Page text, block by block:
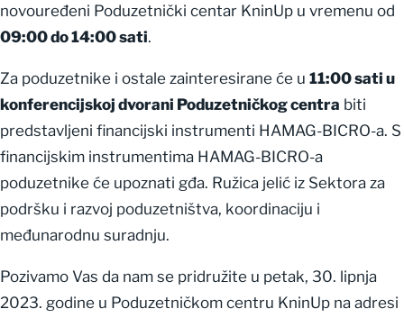
novouređeni Poduzetnički centar KninUp u vremenu od
09:00 do 14:00 sati.
Za poduzetnike i ostale zainteresirane će u 11:00 sati u
konferencijskoj dvorani Poduzetničkog centra biti
predstavljeni financijski instrumenti HAMAG-BICRO-a. S
financijskim instrumentima HAMAG-BICRO-a
poduzetnike će upoznati gđa. Ružica jelić iz Sektora za
podršku i razvoj poduzetništva, koordinaciju i
međunarodnu suradnju.
Pozivamo Vas da nam se pridružite u petak, 30. lipnja
2023. godine u Poduzetničkom centru KninUp na adresi